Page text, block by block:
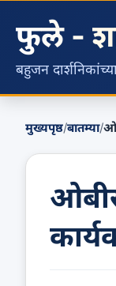
फुले -
बहुजन
मुख्यपृष्ठ/बातम्या/